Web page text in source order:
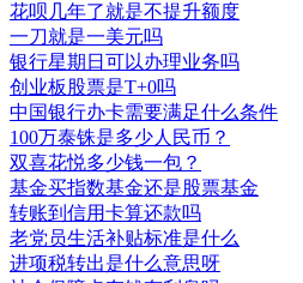
花呗几年了就是不提升额度
一刀就是一美元吗
银行星期日可以办理业务吗
创业板股票是T+0吗
中国银行办卡需要满足什么条件
100万泰铢是多少人民币？
双喜花悦多少钱一包？
基金买指数基金还是股票基金
转账到信用卡算还款吗
老党员生活补贴标准是什么
进项税转出是什么意思呀